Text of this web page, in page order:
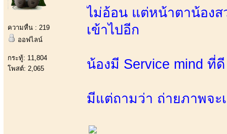
ความหื่น : 219
ออฟไลน์
กระทู้: 11,804
โพสต์: 2,065
ไม่อ้อน แต่หน้าตาน้องส
เข้าไปอีก
น้องมี Service mind ที่
มีแต่ถามว่า ถ่ายภาพจะ